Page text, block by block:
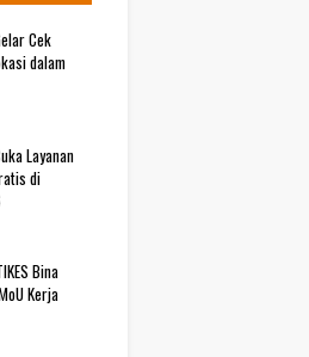
Cek
dalam
Layanan
di
Bina
Kerja